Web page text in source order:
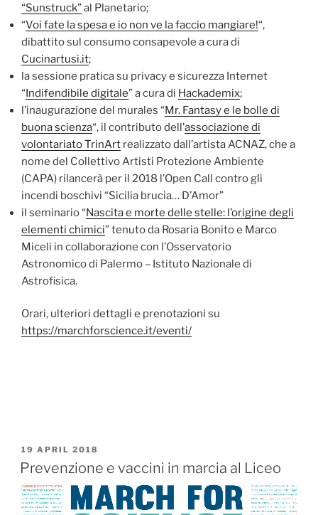
“Sunstruck”al Planetario;
“Voi fate la spesa e io non ve la faccio mangiare!“,
dibattito sul consumo consapevole a cura di
Cucinartusi.it;
la sessione pratica su privacy e sicurezza Internet
“Indifendibile digitale” a cura di Hackademix;
l’inaugurazione del murales “Mr. Fantasy e le bolle di
buona scienza“, il contributo dell’associazione di
volontariato TrinArt realizzato dall’artista ACNAZ, che a
nome del Collettivo Artisti Protezione Ambiente
(CAPA) rilancerà per il 2018 l’Open Call contro gli
incendi boschivi “Sicilia brucia… D’Amor”
il seminario “Nascita e morte delle stelle: l’origine degli
elementi chimici” tenuto da Rosaria Bonito e Marco
Miceli in collaborazione con l’Osservatorio
Astronomico di Palermo – Istituto Nazionale di
Astrofisica.
Orari, ulteriori dettagli e prenotazioni su
https://marchforscience.it/eventi/
PUBBLICATO
IL
19 APRIL 2018
Prevenzione e vaccini in marcia al Liceo